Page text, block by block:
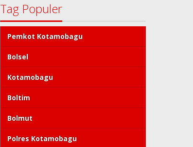
Tag Populer
Pemkot Kotamobagu
Bolsel
Kotamobagu
Boltim
Bolmut
Polres Kotamobagu